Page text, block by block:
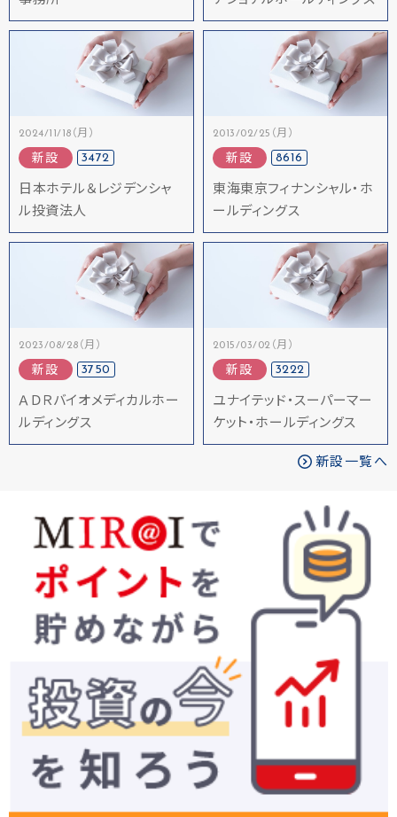
2024/11/18（月）
新設 3472
日本ホテル＆レジデンシャ
ル投資法人
2013/02/25（月）
新設 8616
東海東京フィナンシャル・ホ
ールディングス
2023/08/28（月）
新設 3750
ＡＤＲバイオメディカルホー
ルディングス
2015/03/02（月）
新設 3222
ユナイテッド・スーパーマー
ケット・ホールディングス
新設一覧へ